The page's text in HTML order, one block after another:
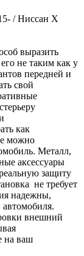
/ Ниссан Х
выразить
не таким как у
передней и
свой
как
можно
Металл,
аксессуары
защиту
не требует
надежны,
внешний
на ваш